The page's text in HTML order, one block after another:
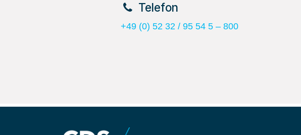
​Telefon
+49 (0) 52 32 / 95 54 5 – 800